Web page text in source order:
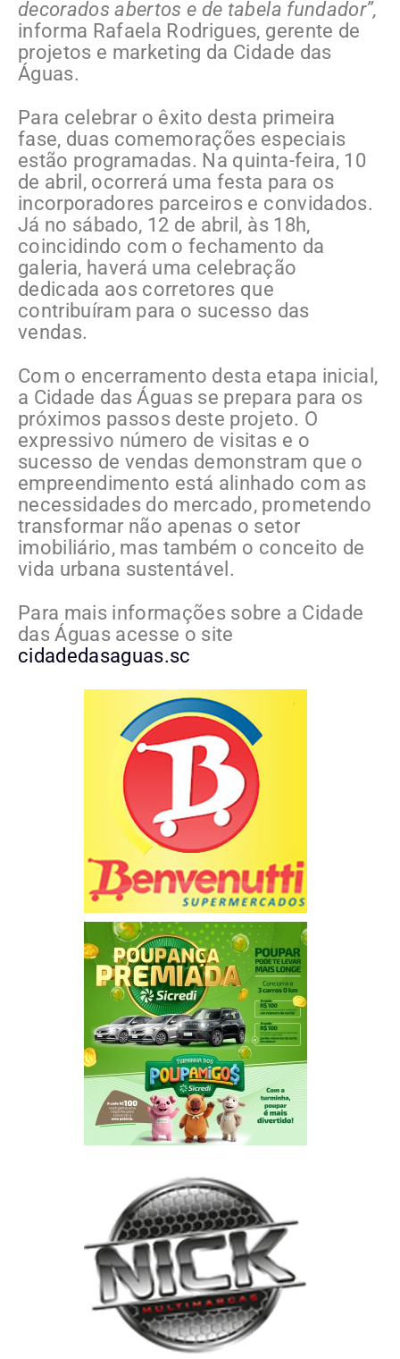
decorados abertos e de tabela fundador”,
informa Rafaela Rodrigues, gerente de
projetos e marketing da Cidade das
Águas.
Para celebrar o êxito desta primeira
fase, duas comemorações especiais
estão programadas. Na quinta-feira, 10
de abril, ocorrerá uma festa para os
incorporadores parceiros e convidados.
Já no sábado, 12 de abril, às 18h,
coincidindo com o fechamento da
galeria, haverá uma celebração
dedicada aos corretores que
contribuíram para o sucesso das
vendas.
Com o encerramento desta etapa inicial,
a Cidade das Águas se prepara para os
próximos passos deste projeto. O
expressivo número de visitas e o
sucesso de vendas demonstram que o
empreendimento está alinhado com as
necessidades do mercado, prometendo
transformar não apenas o setor
imobiliário, mas também o conceito de
vida urbana sustentável.
Para mais informações sobre a Cidade
das Águas acesse o site
cidadedasaguas.sc